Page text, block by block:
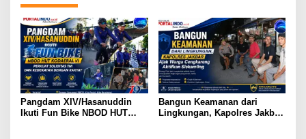
Pangdam XIV/Hasanuddin
Ikuti Fun Bike NBOD HUT
Bangun Keamanan dari
Lingkungan, Kapolres Jakbar